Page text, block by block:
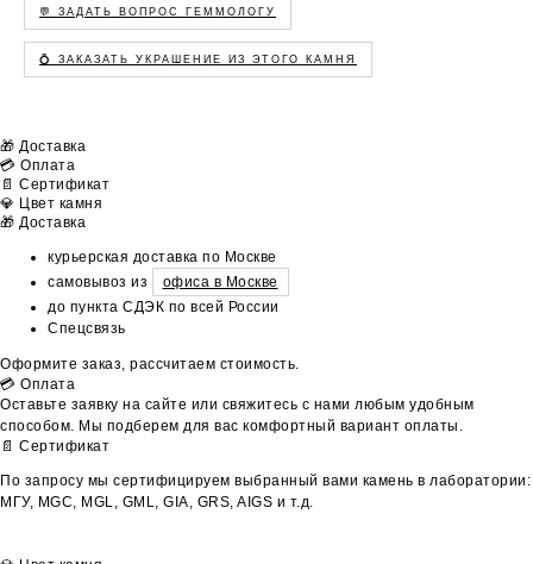
💬 ЗАДАТЬ ВОПРОС ГЕММОЛОГУ
💍 ЗАКАЗАТЬ УКРАШЕНИЕ ИЗ ЭТОГО КАМНЯ
🎁 Доставка
💳 Оплата
📄 Сертификат
💎 Цвет камня
🎁 Доставка
курьерская доставка по Москве
самовывоз из
офиса в Москве
до пункта СДЭК по всей России
Спецсвязь
Оформите заказ, рассчитаем стоимость.
💳 Оплата
Оставьте заявку на сайте или свяжитесь с нами любым удобным
способом. Мы подберем для вас комфортный вариант оплаты.
📄 Сертификат
По запросу мы сертифицируем выбранный вами камень в лаборатории:
МГУ, MGC, MGL, GML, GIA, GRS, AIGS и т.д.